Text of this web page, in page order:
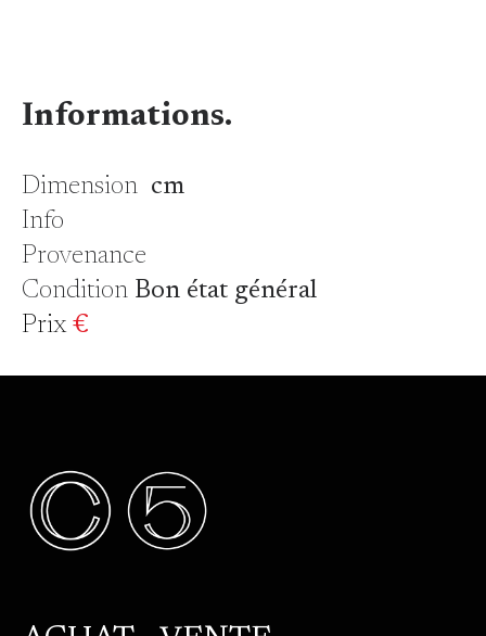
Informations.
Dimensioncm
Info
Provenance
Condition Bon état général
Prix€